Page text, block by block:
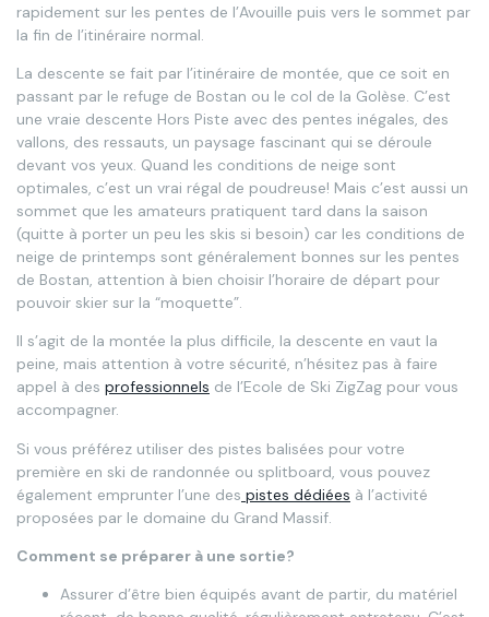
rapidement sur les pentes de l’Avouille puis vers le sommet par
la fin de l’itinéraire normal.
La descente se fait par l’itinéraire de montée, que ce soit en
passant par le refuge de Bostan ou le col de la Golèse. C’est
une vraie descente Hors Piste avec des pentes inégales, des
vallons, des ressauts, un paysage fascinant qui se déroule
devant vos yeux. Quand les conditions de neige sont
optimales, c’est un vrai régal de poudreuse! Mais c’est aussi un
sommet que les amateurs pratiquent tard dans la saison
(quitte à porter un peu les skis si besoin) car les conditions de
neige de printemps sont généralement bonnes sur les pentes
de Bostan, attention à bien choisir l’horaire de départ pour
pouvoir skier sur la “moquette”.
Il s’agit de la montée la plus difficile, la descente en vaut la
peine, mais attention à votre sécurité, n’hésitez pas à faire
appel à des professionnels de l’Ecole de Ski ZigZag pour vous
accompagner.
Si vous préférez utiliser des pistes balisées pour votre
première en ski de randonnée ou splitboard, vous pouvez
également emprunter l’une des pistes dédiées à l’activité
proposées par le domaine du Grand Massif.
Comment se préparer à une sortie?
Assurer d’être bien équipés avant de partir, du matériel